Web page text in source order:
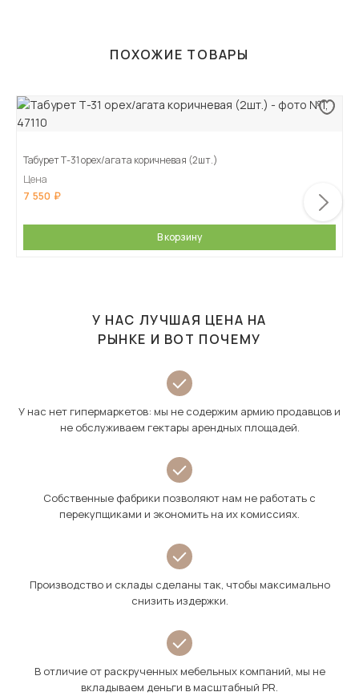
ПОХОЖИЕ ТОВАРЫ
Табурет Т-31 орех/агата коричневая (2шт.)
Цена
7 550
В корзину
У НАС ЛУЧШАЯ ЦЕНА НА
РЫНКЕ И ВОТ ПОЧЕМУ
У нас нет гипермаркетов: мы не содержим армию продавцов и
не обслуживаем гектары арендных площадей.
Собственные фабрики позволяют нам не работать с
перекупщиками и экономить на их комиссиях.
Производство и склады сделаны так, чтобы максимально
снизить издержки.
В отличие от раскрученных мебельных компаний, мы не
вкладываем деньги в масштабный PR.